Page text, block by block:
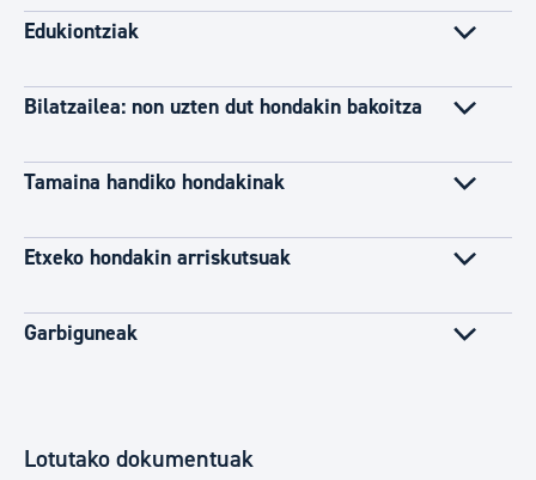
Edukiontziak
Bilatzailea: non uzten dut hondakin bakoitza
Tamaina handiko hondakinak
Etxeko hondakin arriskutsuak
Garbiguneak
Lotutako dokumentuak